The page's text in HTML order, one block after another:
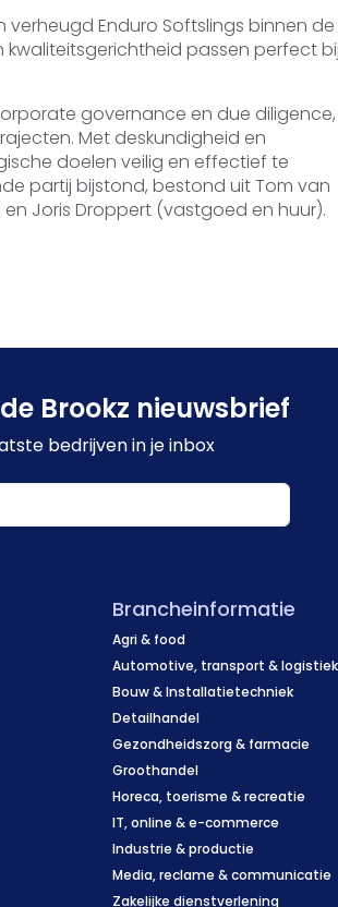
verheugd Enduro Softslings binnen de
kwaliteitsgerichtheid passen perfect bij
governance en due diligence,
Met deskundigheid en
doelen veilig en effectief te
partij bijstond, bestond uit Tom van
en Joris Droppert (vastgoed en huur).
Brookz nieuwsbrief
bedrijven in je inbox
Brancheinformatie
Agri & food
Automotive, transport & logistiek
Bouw & Installatietechniek
Detailhandel
Gezondheidszorg & farmacie
Groothandel
Horeca, toerisme & recreatie
IT, online & e-commerce
Industrie & productie
Media, reclame & communicatie
Zakelijke dienstverlening